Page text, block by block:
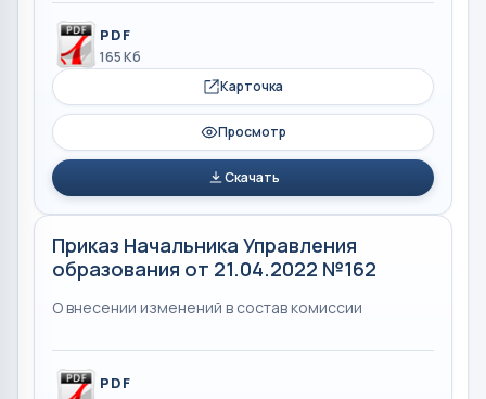
PDF
165 Кб
Карточка
Просмотр
Скачать
Приказ Начальника Управления
образования от 21.04.2022 №162
О внесении изменений в состав комиссии
PDF